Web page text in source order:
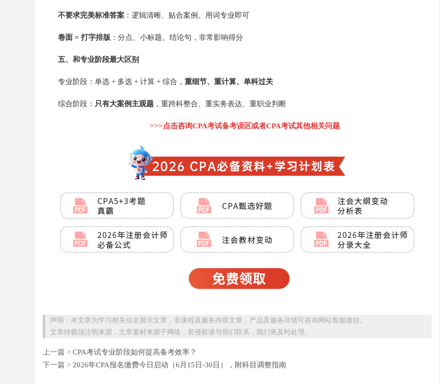
不要求完美标准答案：逻辑清晰、贴合案例、用词专业即可
卷面 = 打字排版 ：分点、小标题、结论句，非常影响得分
五、和专业阶段最大区别
专业阶段：单选 + 多选 + 计算 + 综合， 重细节、重计算、单科过关
综合阶段： 只有大案例主观题，重跨科整合、重实务表达、重职业判断
>>>点击咨询CPA考试备考误区或者CPA考试其他相关问题
声明：本文章为学习相关信息展示文章，非课程及服务内容文章，产品及服务详情可咨询网站客服微信。
文章转载须注明来源，文章素材来源于网络，若侵权请与我们联系，我们将及时处理。
上一篇 > CPA考试专业阶段如何提高备考效率？
下一篇 > 2026年CPA报名缴费今日启动（6月15日-30日），附科目调整指南